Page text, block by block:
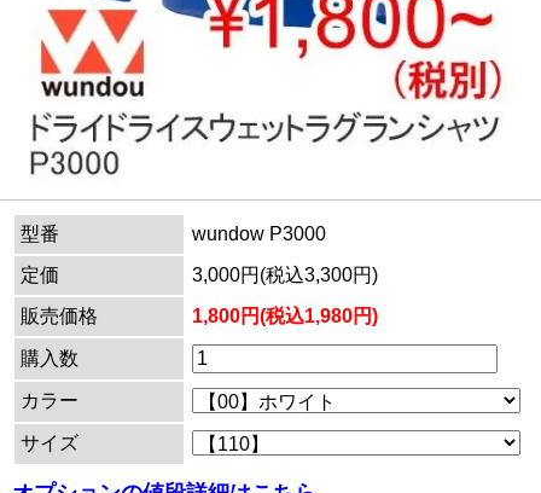
型番
wundow P3000
定価
3,000円(税込3,300円)
販売価格
1,800円(税込1,980円)
購入数
カラー
サイズ